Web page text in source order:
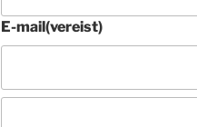
E-mail(vereist)